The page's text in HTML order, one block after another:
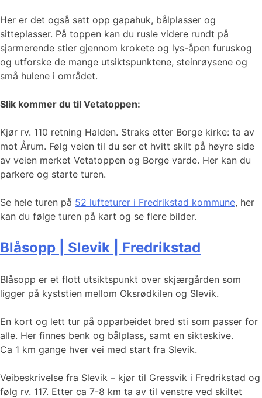
Her er det også satt opp gapahuk, bålplasser og
sitteplasser. På toppen kan du rusle videre rundt på
sjarmerende stier gjennom krokete og lys-åpen furuskog
og utforske de mange utsiktspunktene, steinrøysene og
små hulene i området.
Slik kommer du til Vetatoppen:
Kjør rv. 110 retning Halden. Straks etter Borge kirke: ta av
mot Årum. Følg veien til du ser et hvitt skilt på høyre side
av veien merket Vetatoppen og Borge varde. Her kan du
parkere og starte turen.
Se hele turen på 52 lufteturer i Fredrikstad kommune, her
kan du følge turen på kart og se flere bilder.
Blåsopp | Slevik | Fredrikstad
Blåsopp er et flott utsiktspunkt over skjærgården som
ligger på kyststien mellom Oksrødkilen og Slevik.
En kort og lett tur på opparbeidet bred sti som passer for
alle. Her finnes benk og bålplass, samt en sikteskive.
Ca 1 km gange hver vei med start fra Slevik.
Veibeskrivelse fra Slevik – kjør til Gressvik i Fredrikstad og
følg rv. 117. Etter ca 7-8 km ta av til venstre ved skiltet